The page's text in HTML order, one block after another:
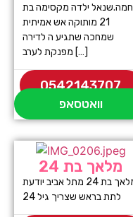
חמה.שנאל ילדה מקסימה בת
21 מותוקה אש אמיתית
שמחכה שתגיע ה לדירה
מפנקת לערב […]
0542143707
וואטסאפ
מלאך בת 24
מלאך בת 24 מתל אביב יודעת
לתת בראש שצריך גיל 24